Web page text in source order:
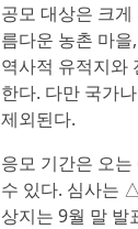
공모 대상은 크
름다운 농촌 마
역사적 유적지와
한다. 다만 국가
제외된다.
응모 기간은 오
수 있다. 심사는
상지는 9월 말 발